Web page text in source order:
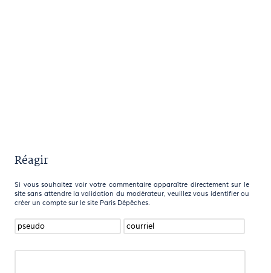
Réagir
Si vous souhaitez voir votre commentaire apparaître directement sur le
site sans attendre la validation du modérateur, veuillez vous identifier ou
créer un compte sur le site Paris Dépêches.